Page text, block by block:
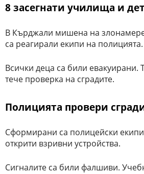
8 засегнати училища и
В Кърджали мишена на
са реагирали екипи на полицията.
Всички деца са били евакуирани.
тече проверка на сградите.
Полицията провери
Сформирани са полицейски
открити взривни устройства.
Сигналите са били фалшиви.